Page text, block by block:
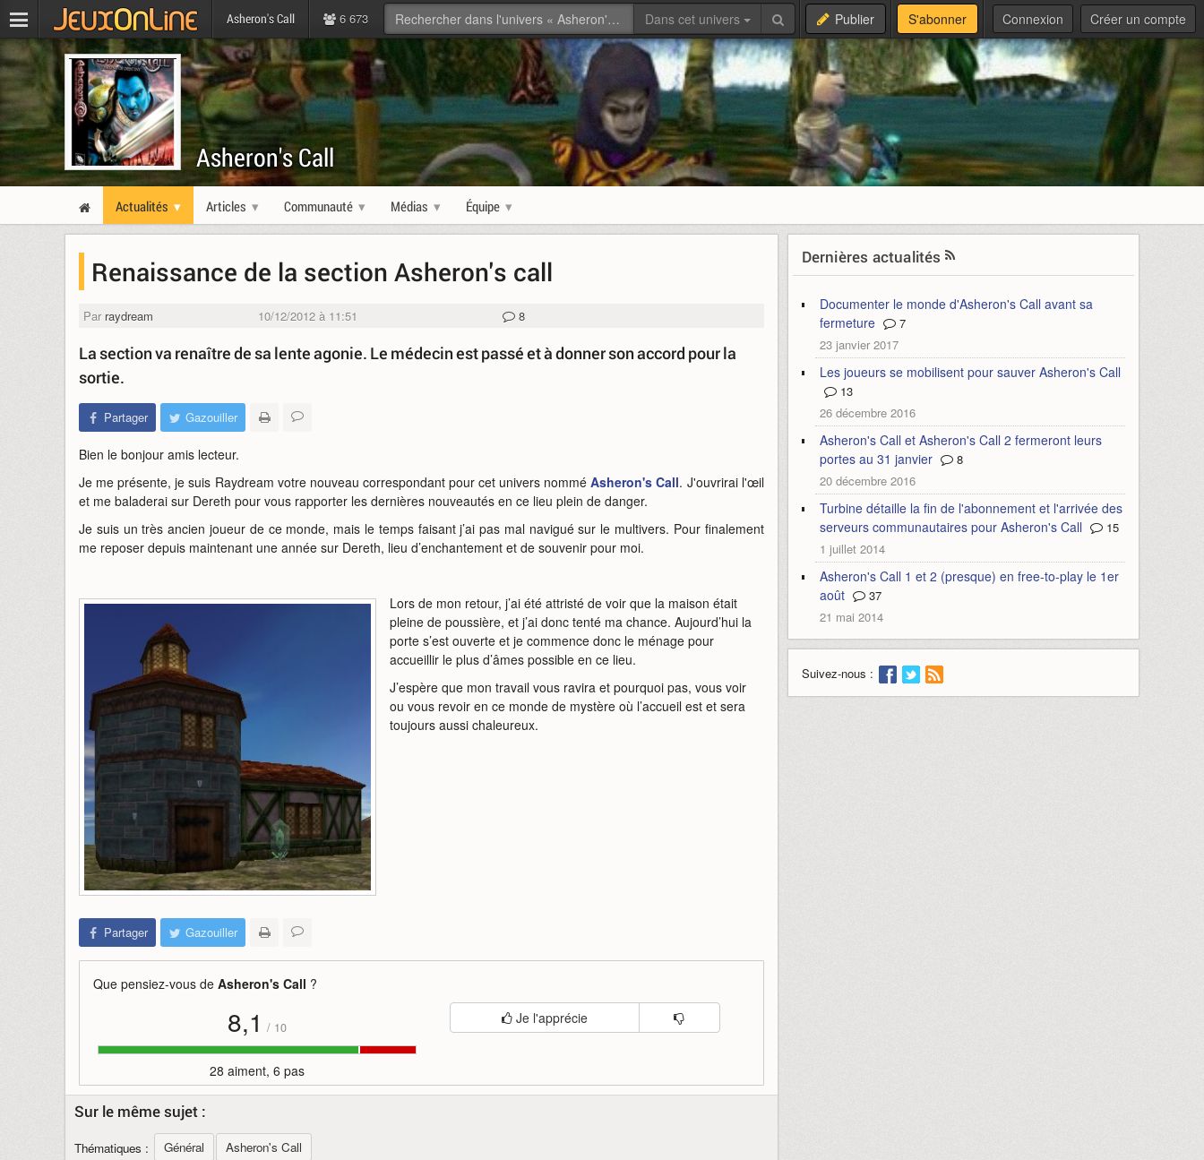
Asheron's Call 6 673 Dans cet univers Publier S'abonner Connexion Créer un compte
Asheron's Call
Actualités Articles Communauté Médias Équipe
Renaissance de la section Asheron's call
Par raydream 10/12/2012 à 11:51 8
La section va renaître de sa lente agonie. Le médecin est passé et à donner son accord pour la
sortie.
Partager Gazouiller
Bien le bonjour amis lecteur.
Je me présente, je suis Raydream votre nouveau correspondant pour cet univers nomméAsheron's Call. J'ouvrirai l'œil
et me baladerai sur Dereth pour vous rapporter les dernières nouveautés en ce lieu plein de danger.
Je suis un très ancien joueur de ce monde, mais le temps faisant j’ai pas mal navigué sur le multivers. Pour finalement
me reposer depuis maintenant une année sur Dereth, lieu d’enchantement et de souvenir pour moi.
Lors de mon retour, j’ai été attristé de voir que la maison était
pleine de poussière, et j’ai donc tenté ma chance. Aujourd’hui la
porte s’est ouverte et je commence donc le ménage pour
accueillir le plus d’âmes possible en ce lieu.
J’espère que mon travail vous ravira et pourquoi pas, vous voir
ou vous revoir en ce monde de mystère où l’accueil est et sera
toujours aussi chaleureux.
Partager Gazouiller
Que pensiez-vous de Asheron's Call ?
8,1 / 10
28 aiment, 6 pas
Je l'apprécie
Sur le même sujet :
Thématiques : Général Asheron's Call
Dernières actualités
Documenter le monde d'Asheron's Call avant sa
fermeture
7
23 janvier 2017
Les joueurs se mobilisent pour sauver Asheron's Call
13
26 décembre 2016
Asheron's Call et Asheron's Call 2 fermeront leurs
portes au 31 janvier
8
20 décembre 2016
Turbine détaille la fin de l'abonnement et l'arrivée des
serveurs communautaires pour Asheron's Call
15
1 juillet 2014
Asheron's Call 1 et 2 (presque) en free-to-play le 1er
août
37
21 mai 2014
Suivez-nous :